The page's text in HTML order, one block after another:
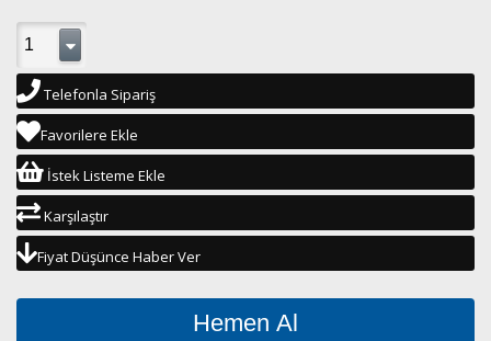
Telefonla Sipariş
Favorilere Ekle
İstek Listeme Ekle
Karşılaştır
Fiyat Düşünce Haber Ver